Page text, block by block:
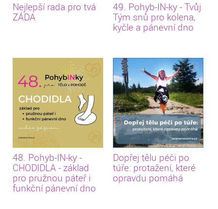
Nejlepší rada pro tvá
ZÁDA
49. Pohyb-IN-ky - Tvůj
Tým snů pro kolena,
kyčle a pánevní dno
48. Pohyb-IN-ky -
CHODIDLA - základ
pro pružnou páteř i
funkční pánevní dno
Dopřej tělu péči po
túře: protažení, které
opravdu pomáhá